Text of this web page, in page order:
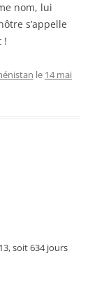
nom, lui
s’appelle
!
le 14 mai
soit 634 jours